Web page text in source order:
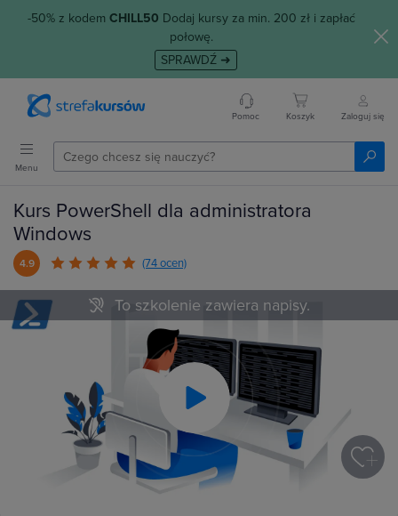
-50% z kodem CHILL50 Dodaj kursy za min. 200 zł i zapłać
połowę.
SPRAWDŹ ➜
Pomoc Koszyk Zaloguj się
Menu
Kurs PowerShell dla administratora
Windows
4.9 (74 ocen)
Play
To szkolenie zawiera napisy.